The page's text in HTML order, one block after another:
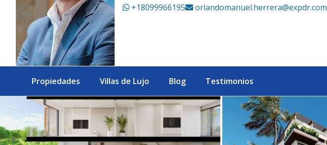
+18099966195 orlandomanuel.herrera@expdr.com
Propiedades Villas de Lujo Blog Testimonios